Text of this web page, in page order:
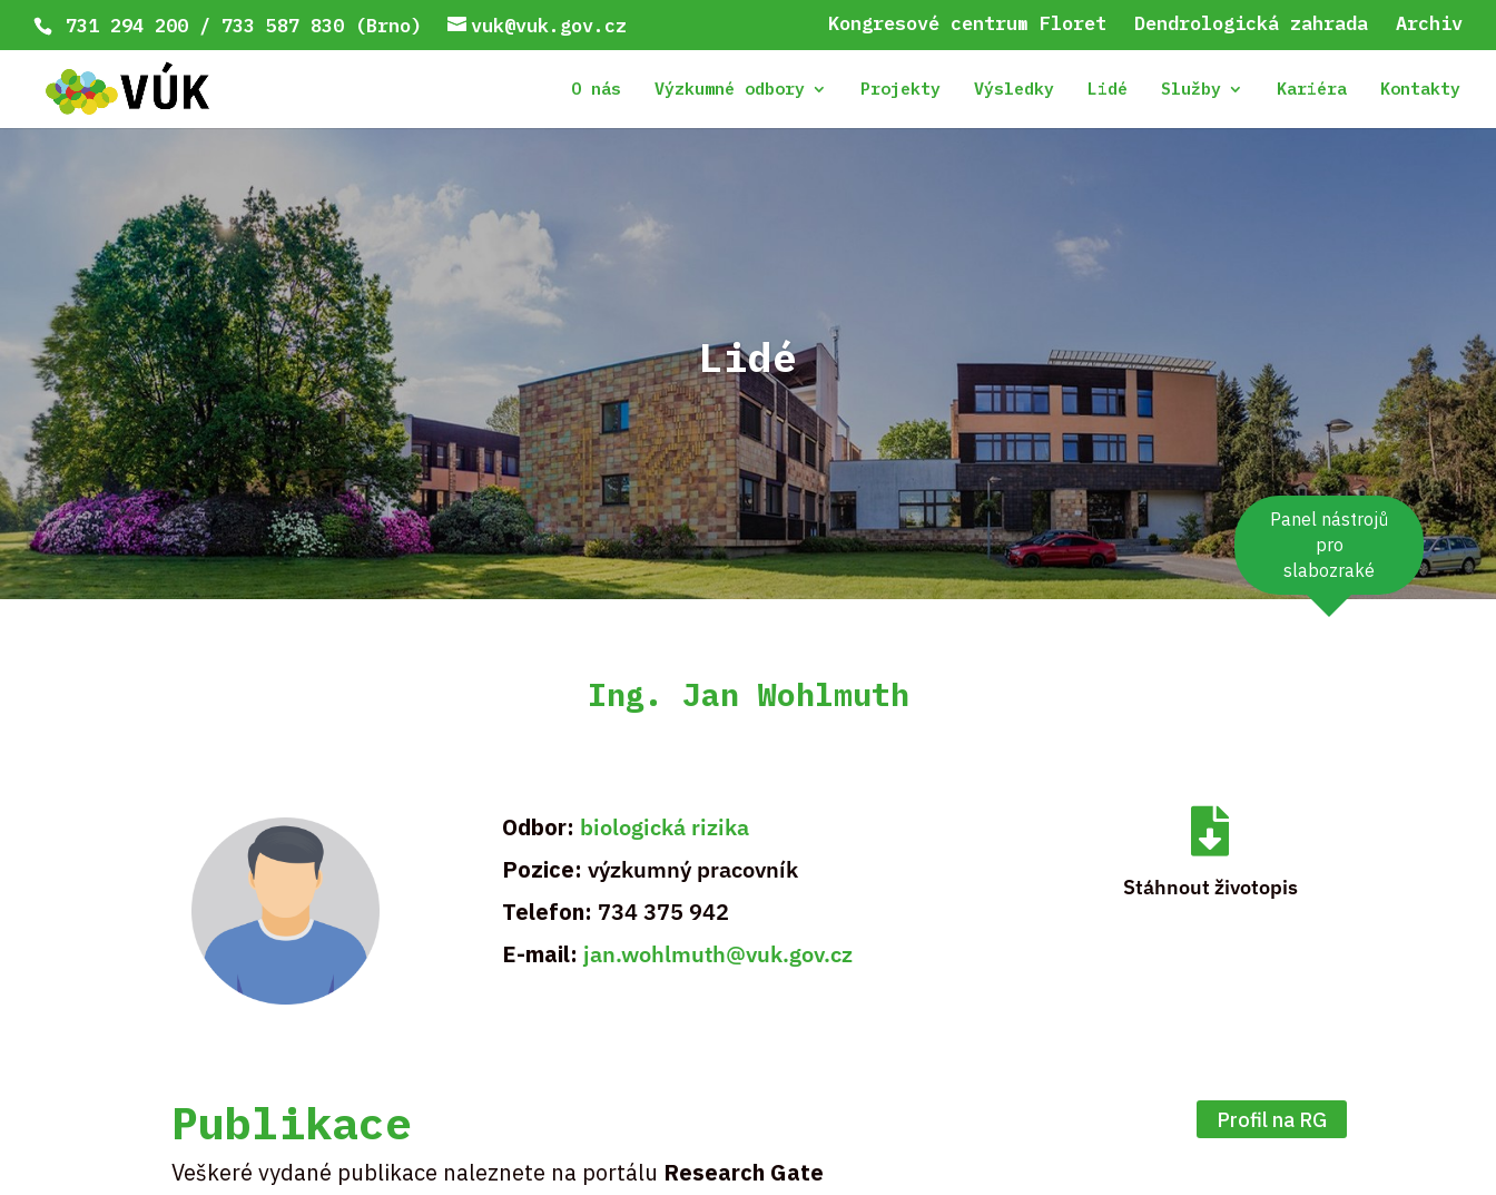
Panel nástrojů
pro
slabozraké
731 294 200 / 733 587 830 (Brno) vuk@vuk.gov.cz Kongresové centrum Floret Dendrologická zahrada Archiv
O nás Výzkumné odbory Projekty Výsledky Lidé Služby Kariéra Kontakty
Lidé
Ing. Jan Wohlmuth
Odbor: biologická rizika
Pozice: výzkumný pracovník
Telefon: 734 375 942
E-mail: jan.wohlmuth@vuk.gov.cz

Stáhnout životopis
Publikace
Veškeré vydané publikace naleznete na portálu Research Gate
Profil na RG